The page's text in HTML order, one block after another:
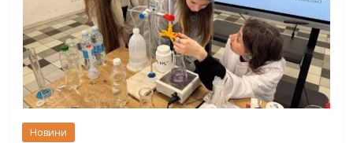
Новини